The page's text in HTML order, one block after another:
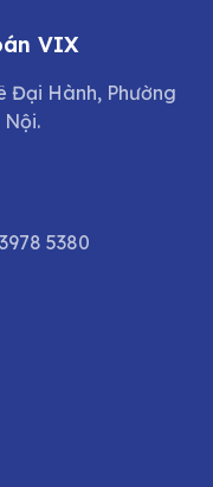
VIX
Đại Hành, Phường
Nội.
5380